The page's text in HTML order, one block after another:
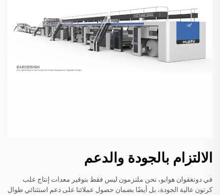
الالتزام بالجودة والدعم
في دونغقوان هوايو، نحن ملتزمون ليس فقط بتوفير معدات إنتاج علب
كرتون عالية الجودة، بل أيضًا بضمان حصول عملائنا على دعم استثنائي طوال